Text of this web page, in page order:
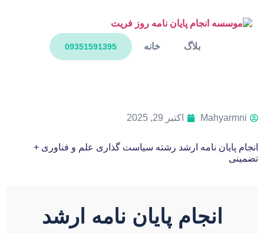
خانه بلاگ 09351591395
Mahyarmni اکتبر 29, 2025
انجام پایان نامه ارشد رشته سیاست گذاری علم و فناوری +
تضمینی
انجام پایان نامه ارشد